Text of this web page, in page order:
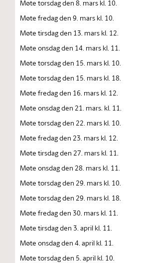
Møte torsdag den 8. mars kl. 10.
Møte fredag den 9. mars kl. 10.
Møte tirsdag den 13. mars kl. 12.
Møte onsdag den 14. mars kl. 11.
Møte torsdag den 15. mars kl. 10.
Møte torsdag den 15. mars kl. 18.
Møte fredag den 16. mars kl. 12.
Møte onsdag den 21. mars. kl. 11.
Møte torsdag den 22. mars kl. 10.
Møte fredag den 23. mars kl. 12.
Møte tirsdag den 27. mars kl. 11.
Møte onsdag den 28. mars kl. 11.
Møte torsdag den 29. mars kl. 10.
Møte torsdag den 29. mars kl. 18.
Møte fredag den 30. mars kl. 11.
Møte tirsdag den 3. april kl. 11.
Møte onsdag den 4. april kl. 11.
Møte torsdag den 5. april kl. 10.